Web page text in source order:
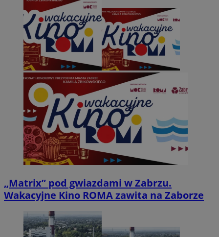
„Matrix” pod gwiazdami w Zabrzu.
Wakacyjne Kino ROMA zawita na Zaborze